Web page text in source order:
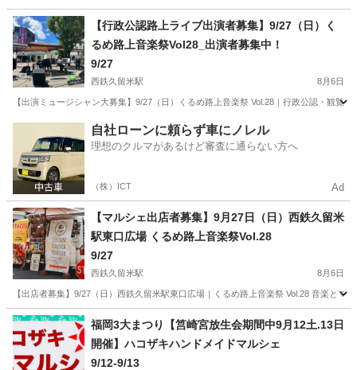
福岡 北九州市 若松駅 地域/お祭り お宝
【行政公認路上ライブ出演者募集】9/27（日）く
るめ路上音楽祭Vol28_出演者募集中！
9/27
西鉄久留米駅 8月6日
【出演ミュージシャン大募集】9/27（日）くるめ路上音楽祭 Vol.28｜行政公認・観
西鉄久留米駅 地域/お祭り 音楽祭
自社ローンに頼らず車にノレル
理想のクルマがあるけど審査に通らない方へ
（株）ICT Ad
【マルシェ出店者募集】9月27日（日）西鉄久留米
駅東口広場 くるめ路上音楽祭Vol.28
9/27
西鉄久留米駅 8月6日
【出店者募集】9/27（日）西鉄久留米駅東口広場｜くるめ路上音楽祭 Vol.28 音楽と
福岡 久留米市 西鉄久留米駅 地域/お祭り
福岡3大まつり【筥崎宮放生会期間中9月12土.13日
開催】ハコザキハンドメイドマルシェ
9/12-9/13